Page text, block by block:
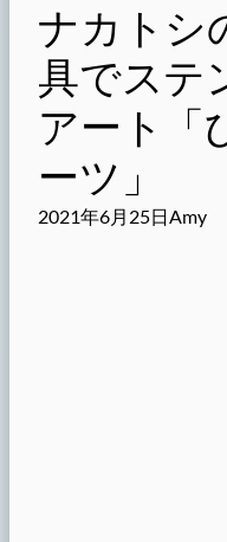
ナカトシ
具でステ
アート「
ーツ」
2021年6月25日Amy